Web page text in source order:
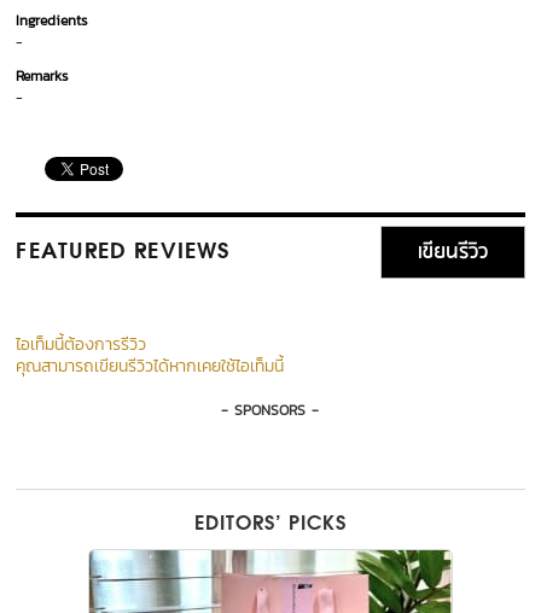
Ingredients
-
Remarks
-
FEATURED REVIEWS เขียนรีวิว
ไอเท็มนี้ต้องการรีวิว
คุณสามารถเขียนรีวิวได้หากเคยใช้ไอเท็มนี้
- SPONSORS -
EDITORS’ PICKS